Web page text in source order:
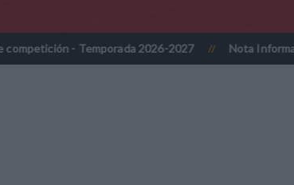
- Temporada 2026-2027 // Nota Informativa